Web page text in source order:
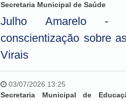
Secretaria Municipal de Saúde
Julho Amarelo -
conscientização sobre
Virais
03/07/2026 13:25
Secretaria Municipal de